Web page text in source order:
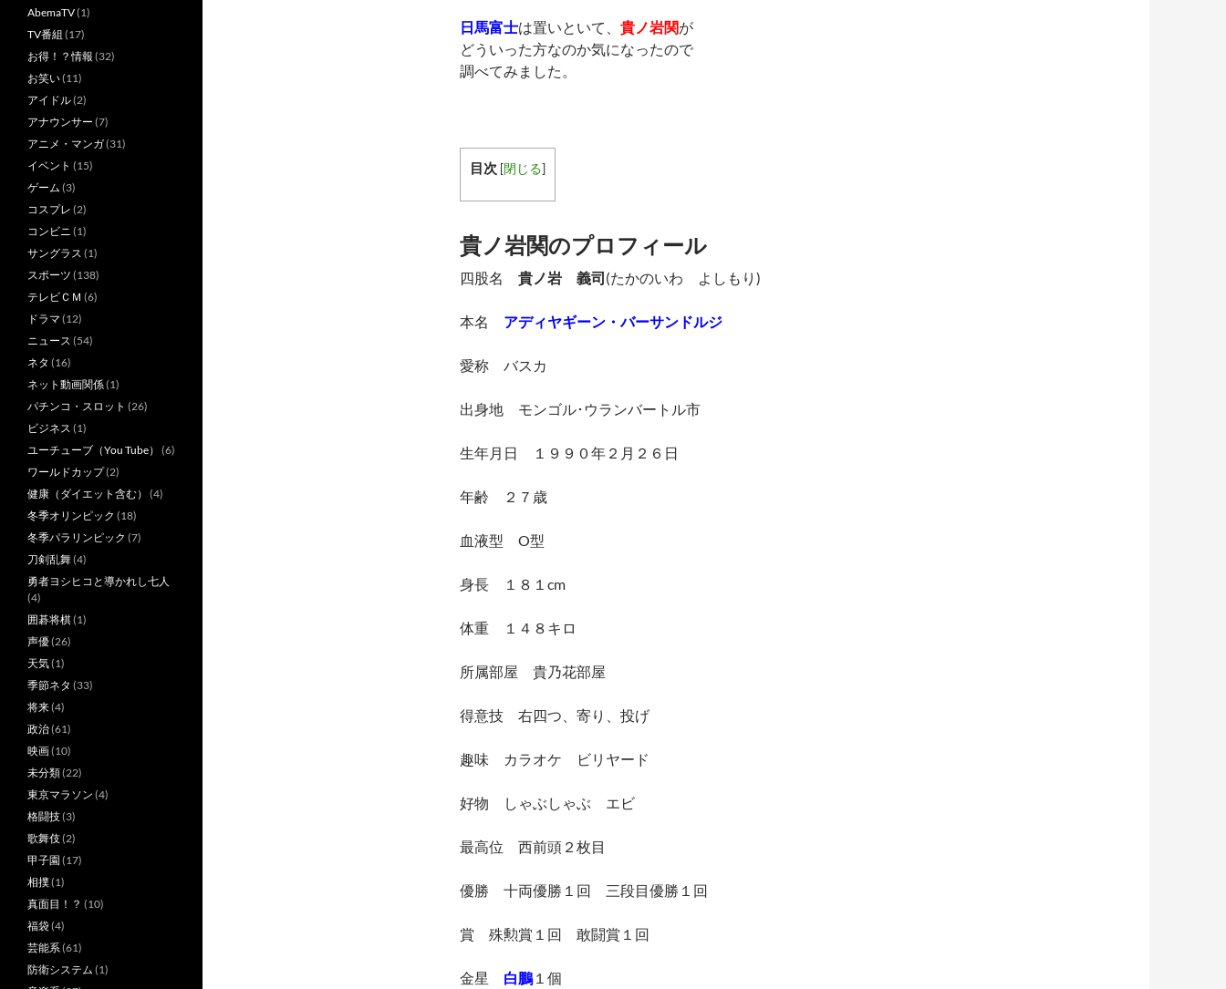
日馬富士は置いといて、 貴ノ岩関が
どういった方なのか気になったので
調べてみました。
目次 [閉じる]
貴ノ岩関のプロフィール
四股名 貴ノ岩 義司(たかのいわ よしもり)
本名 アディヤギーン・バーサンドルジ
愛称 バスカ
出身地 モンゴル･ウランバートル市
生年月日 １９９０年２月２６日
年齢 ２７歳
血液型 O型
身長 １８１cm
体重 １４８キロ
所属部屋 貴乃花部屋
得意技 右四つ、寄り、投げ
趣味 カラオケ ビリヤード
好物 しゃぶしゃぶ エビ
最高位 西前頭２枚目
優勝 十両優勝１回 三段目優勝１回
賞 殊勲賞１回 敢闘賞１回
金星 白鵬１個
AbemaTV(1)
TV番組 (17)
お得！？情報 (32)
お笑い(11)
アイドル(2)
アナウンサー (7)
アニメ・マンガ(31)
イベント (15)
ゲーム (3)
コスプレ (2)
コンビニ (1)
サングラス (1)
スポーツ (138)
テレビＣＭ (6)
ドラマ (12)
ニュース (54)
ネタ (16)
ネット動画関係(1)
パチンコ・スロット (26)
ビジネス (1)
ユーチューブ（You Tube） (6)
ワールドカップ(2)
健康（ダイエット含む） (4)
冬季オリンピック (18)
冬季パラリンピック (7)
刀剣乱舞(4)
勇者ヨシヒコと導かれし七人
(4)
囲碁将棋(1)
声優(26)
天気(1)
季節ネタ (33)
将来(4)
政治(61)
映画(10)
未分類(22)
東京マラソン (4)
格闘技(3)
歌舞伎(2)
甲子園 (17)
相撲(1)
真面目！？ (10)
福袋(4)
芸能系(61)
防衛システム (1)